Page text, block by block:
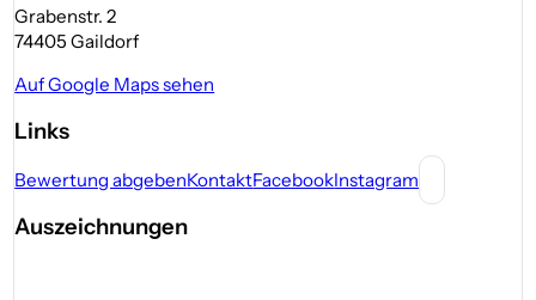
Grabenstr. 2
74405 Gaildorf
Auf Google Maps sehen
Links
Bewertung abgebenKontaktFacebookInstagram
Auszeichnungen